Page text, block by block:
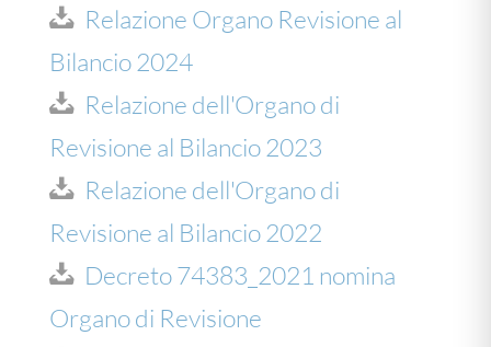
Relazione Organo Revisione al
Bilancio 2024
Relazione dell'Organo di
Revisione al Bilancio 2023
Relazione dell'Organo di
Revisione al Bilancio 2022
Decreto 74383_2021 nomina
Organo di Revisione